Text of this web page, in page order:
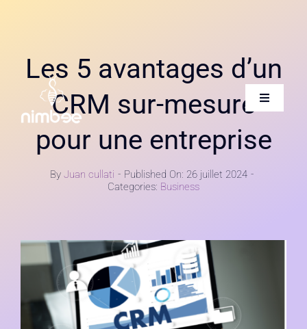
Toggle
Accueil
Qui sommes-nous
Carrière
Nos consultants disponibles
Les 5 avantages d’un
CRM sur-mesure
pour une entreprise
By Juan cullati - Published On: 26 juillet 2024 -
Categories: Business